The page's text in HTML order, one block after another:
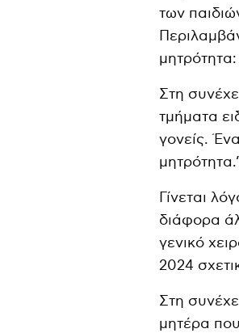
των
Στη
τμήματα
γονείς.
Γίνεται
διάφορα
γενικό
2024
Στη
μητέρα